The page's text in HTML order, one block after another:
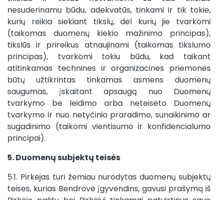
nesuderinamu būdu, adekvatūs, tinkami ir tik tokie,
kurių reikia siekiant tikslų, dėl kurių jie tvarkomi
(taikomas duomenų kiekio mažinimo principas),
tikslūs ir prireikus atnaujinami (taikomas tikslumo
principas), tvarkomi tokiu būdu, kad taikant
atitinkamas technines ir organizacines priemones
būtų užtikrintas tinkamas asmens duomenų
saugumas, įskaitant apsaugą nuo Duomenų
tvarkymo be leidimo arba neteisėto Duomenų
tvarkymo ir nuo netyčinio praradimo, sunaikinimo ar
sugadinimo (taikomi vientisumo ir konfidencialumo
principai).
5. Duomenų subjektų teisės
5.1. Pirkėjas turi žemiau nurodytas duomenų subjektų
teises, kurias Bendrovė įgyvendins, gavusi prašymą iš